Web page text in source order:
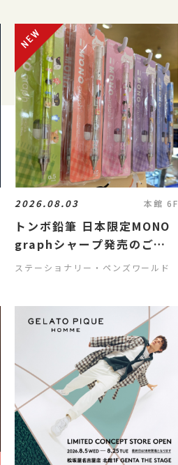
2026.08.03 本館 6F
トンボ鉛筆 日本限定MONO
graphシャープ発売のご案
内🐱
ステーショナリー・ペンズワールド